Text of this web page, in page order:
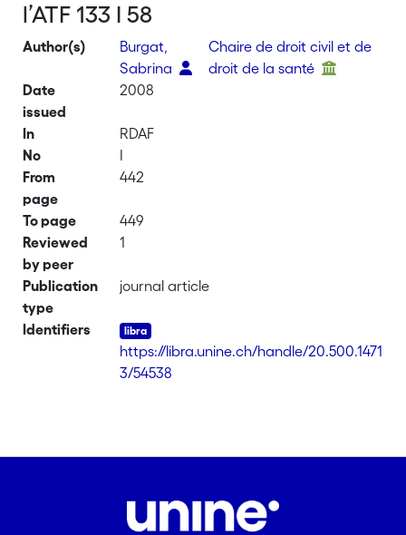
l’ATF 133 I 58
Author(s)
Burgat,
Sabrina
Chaire de droit civil et de
droit de la santé
Date
issued
2008
In
RDAF
No
I
From
page
442
To page
449
Reviewed
by peer
1
Publication
type
journal article
Identifiers
https://libra.unine.ch/handle/20.500.1471
3/54538